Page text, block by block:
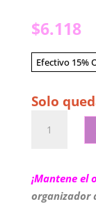
$6.118
Efectivo 15%
Solo
Organizador
Vertical
cantidad
¡Mantene el
organizador